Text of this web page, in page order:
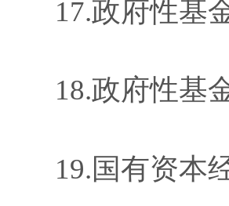
17.政府性基
18.政府性基
19.国有资本